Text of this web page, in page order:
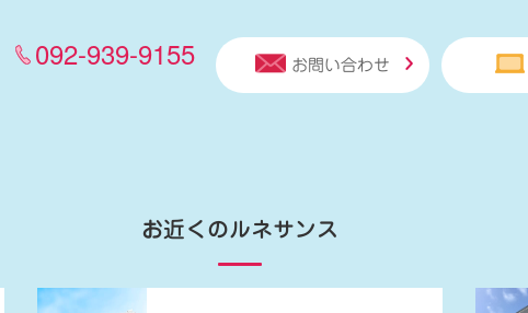
092-939-9155 お問い合わせ
お近くのルネサンス